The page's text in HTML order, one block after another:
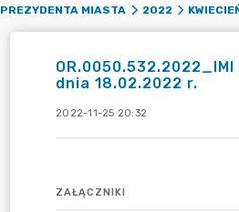
MIASTA 2022
dnia 18.02.2022 r.
2022-11-25 20:32
ZAŁĄCZNIKI